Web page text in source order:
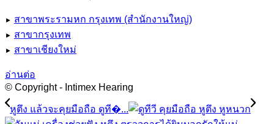
► สาขาพระรามหก กรุงเทพ (สำนักงานใหญ่)
► สาขากรุงเทพ
► สาขาเชียงใหม่
อ่านต่อ
© Copyright - Intimex Hearing
หูตึง แล้วจะคุยมือถือ ดูที�...